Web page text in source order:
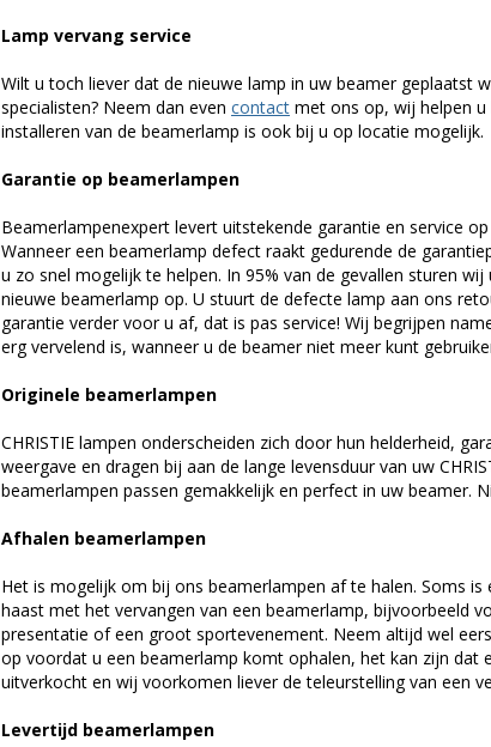
Lamp vervang service
Wilt u toch liever dat de nieuwe lamp in uw beamer geplaatst
specialisten? Neem dan even contact met ons op, wij helpen
installeren van de beamerlamp is ook bij u op locatie mogelijk.
Garantie op beamerlampen
Beamerlampenexpert levert uitstekende garantie en service
Wanneer een beamerlamp defect raakt gedurende de
u zo snel mogelijk te helpen. In 95% van de gevallen sturen
nieuwe beamerlamp op. U stuurt de defecte lamp aan ons
garantie verder voor u af, dat is pas service! Wij begrijpen
erg vervelend is, wanneer u de beamer niet meer kunt
Originele beamerlampen
CHRISTIE lampen onderscheiden zich door hun helderheid,
weergave en dragen bij aan de lange levensduur van uw
beamerlampen passen gemakkelijk en perfect in uw beamer.
Afhalen beamerlampen
Het is mogelijk om bij ons beamerlampen af te halen. Soms is
haast met het vervangen van een beamerlamp, bijvoorbeeld
presentatie of een groot sportevenement. Neem altijd wel
op voordat u een beamerlamp komt ophalen, het kan zijn dat
uitverkocht en wij voorkomen liever de teleurstelling van een
Levertijd beamerlampen